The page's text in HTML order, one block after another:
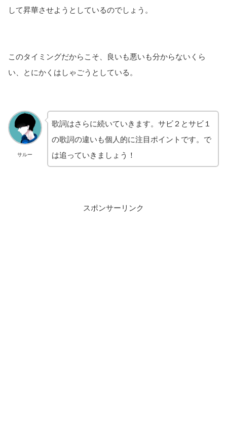
して昇華させようとしているのでしょう。
このタイミングだからこそ、良いも悪いも分からないくら
い、とにかくはしゃごうとしている。
サルー
歌詞はさらに続いていきます。サビ２とサビ１
の歌詞の違いも個人的に注目ポイントです。で
は追っていきましょう！
スポンサーリンク